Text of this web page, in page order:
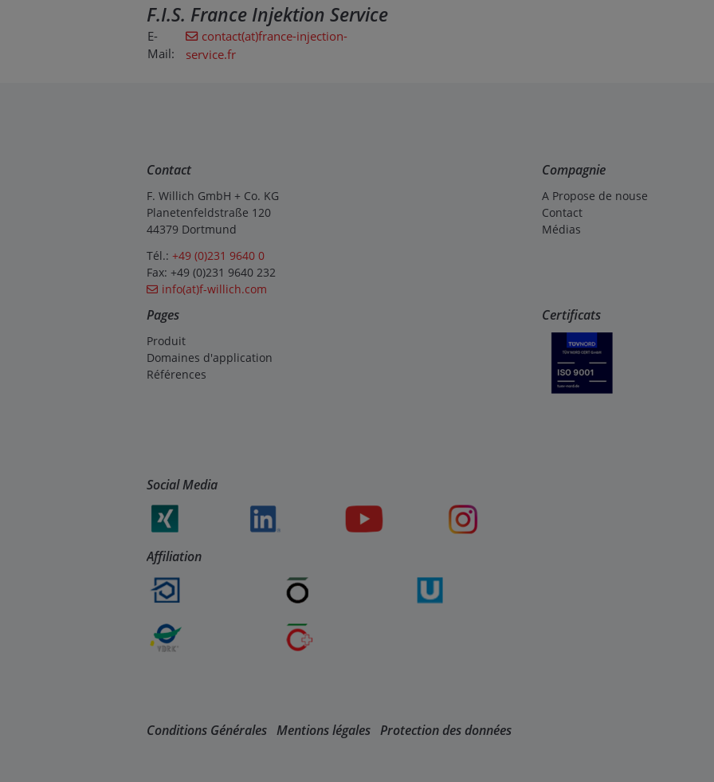
F.I.S. France Injektion Service
E-
Mail:
contact(at)france-injection-
service.fr
Contact
F. Willich GmbH + Co. KG
Planetenfeldstraße 120
44379 Dortmund
Tél.: +49 (0)231 9640 0
Fax: +49 (0)231 9640 232
info(at)f-willich.com
Compagnie
A Propose de nouse
Contact
Médias
Pages
Produit
Domaines d'application
Références
Certificats
Social Media
Affiliation
Conditions Générales Mentions légales Protection des données